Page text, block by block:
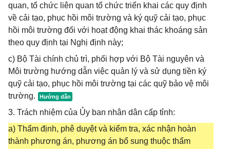
quan, tổ chức liên quan tổ chức triển khai các quy định
về cải tạo, phục hồi môi trường và ký quỹ cải tạo, phục
hồi môi trường đối với hoạt động khai thác khoáng sản
theo quy định tại Nghị định này;
c) Bộ Tài chính chủ trì, phối hợp với Bộ Tài nguyên và
Môi trường hướng dẫn việc quản lý và sử dụng tiền ký
quỹ cải tạo, phục hồi môi trường tại các quỹ bảo vệ môi
trường.
3. Trách nhiệm của Ủy ban nhân dân cấp tỉnh:
a) Thẩm định, phê duyệt và kiểm tra, xác nhận hoàn
thành phương án, phương án bổ sung thuộc thẩm